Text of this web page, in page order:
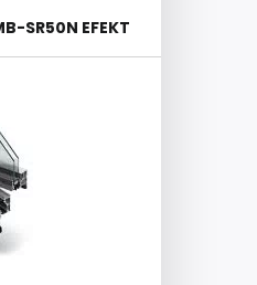
SR50N EFEKT